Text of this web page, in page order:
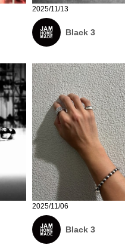
2025/11/13
Black 3
2025/11/06
Black 3